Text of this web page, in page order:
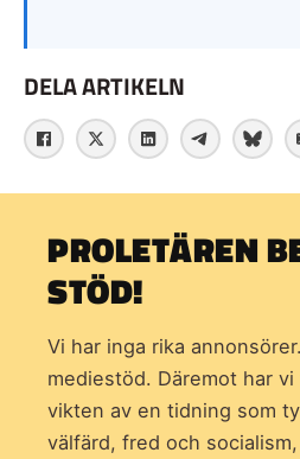
DELA ARTIKELN
PROLETÄREN
STÖD!
Vi har inga rika
mediestöd. Däremot har
vikten av en tidning som
välfärd, fred och